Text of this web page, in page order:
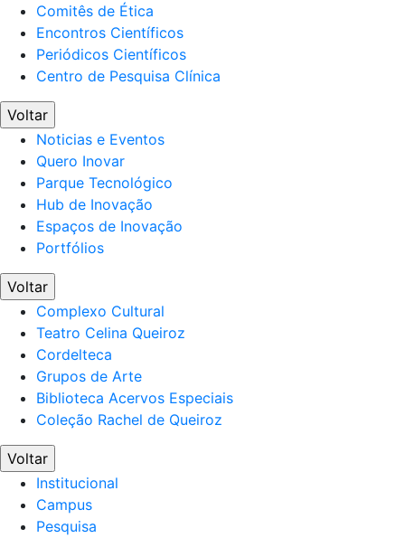
Comitês de Ética
Encontros Científicos
Periódicos Científicos
Centro de Pesquisa Clínica
Voltar
Noticias e Eventos
Quero Inovar
Parque Tecnológico
Hub de Inovação
Espaços de Inovação
Portfólios
Voltar
Complexo Cultural
Teatro Celina Queiroz
Cordelteca
Grupos de Arte
Biblioteca Acervos Especiais
Coleção Rachel de Queiroz
Voltar
Institucional
Campus
Pesquisa